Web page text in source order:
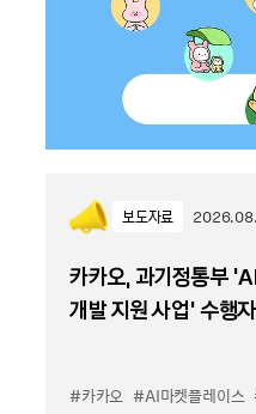
보도자료
카카오, 과기정통부
개발 지원 사업’ 수행
#카카오 #AI마켓플레이스